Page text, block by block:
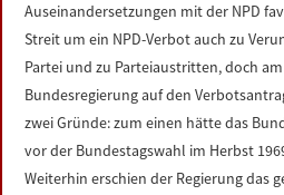
Auseinandersetzungen mit der NPD
Streit um ein NPD-Verbot auch zu
Partei und zu Parteiaustritten, doch
Bundesregierung auf den
zwei Gründe: zum einen hätte das
vor der Bundestagswahl im Herbst
Weiterhin erschien der Regierung das